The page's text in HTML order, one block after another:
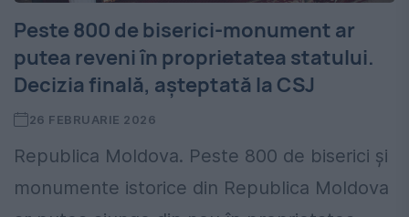
Peste 800 de biserici-monument ar
putea reveni în proprietatea statului.
Decizia finală, așteptată la CSJ
26 FEBRUARIE 2026
Republica Moldova. Peste 800 de biserici și
monumente istorice din Republica Moldova